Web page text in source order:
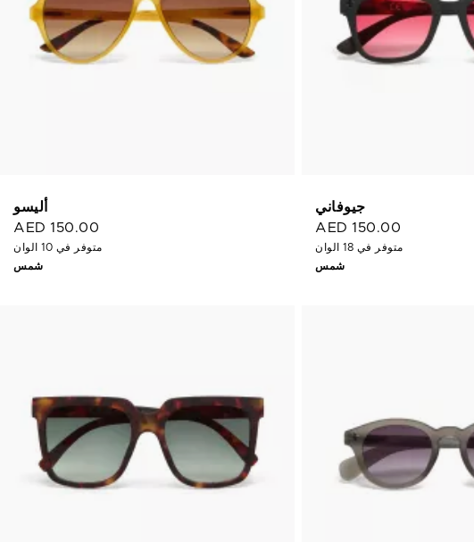
جيوفاني
AED 150.00
متوفر في 18 الوان
شمس
أليسو
AED 150.00
متوفر في 10 الوان
شمس